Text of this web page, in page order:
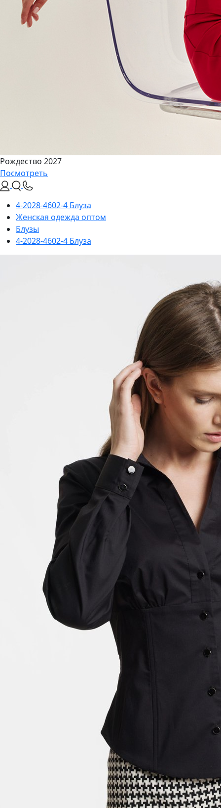
Рождество 2027
Посмотреть
4-2028-4602-4 Блуза
Женская одежда оптом
Блузы
4-2028-4602-4 Блуза